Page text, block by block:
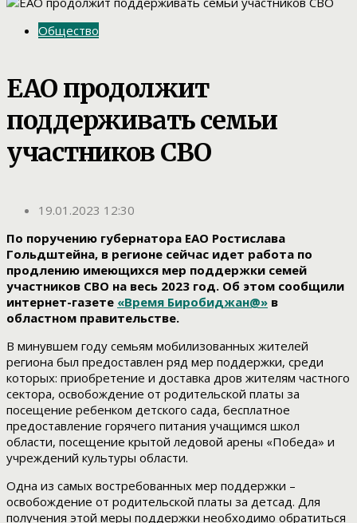
Общество
ЕАО продолжит
поддерживать семьи
участников СВО
19.01.2023 12:30
По поручению губернатора ЕАО Ростислава
Гольдштейна, в регионе сейчас идет работа по
продлению имеющихся мер поддержки семей
участников СВО на весь 2023 год. Об этом сообщили
интернет-газете «Время Биробиджан@» в
областном правительстве.
В минувшем году семьям мобилизованных жителей
региона был предоставлен ряд мер поддержки, среди
которых: приобретение и доставка дров жителям частного
сектора, освобождение от родительской платы за
посещение ребенком детского сада, бесплатное
предоставление горячего питания учащимся школ
области, посещение крытой ледовой арены «Победа» и
учреждений культуры области.
Одна из самых востребованных мер поддержки –
освобождение от родительской платы за детсад. Для
получения этой меры поддержки необходимо обратиться